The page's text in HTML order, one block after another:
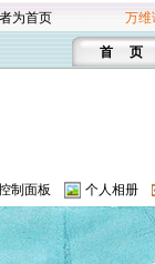
为首页 万维
首 页
制面板 个人相册